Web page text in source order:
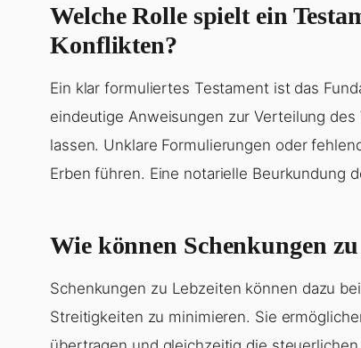
Welche Rolle spielt ein
Konflikten?
Ein klar formuliertes Testament ist das
eindeutige Anweisungen zur Verteilung
lassen. Unklare Formulierungen oder
Erben führen. Eine notarielle Beurkundung
Wie können Schenkungen
Schenkungen zu Lebzeiten können dazu
Streitigkeiten zu minimieren. Sie